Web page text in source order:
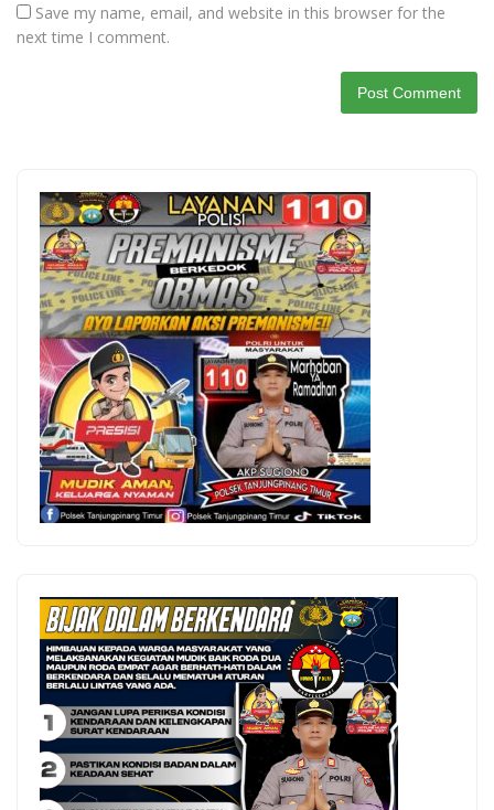
Save my name, email, and website in this browser for the
next time I comment.